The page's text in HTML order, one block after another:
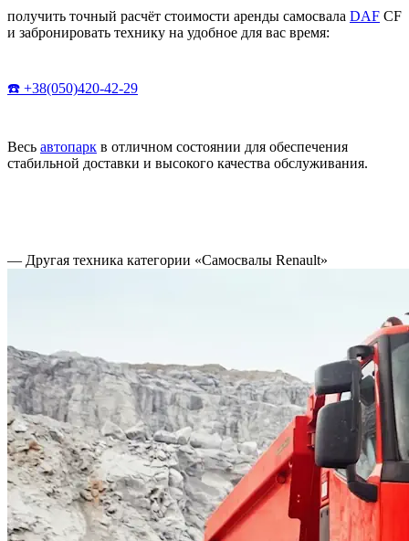
получить точный расчёт стоимости аренды самосвала DAF CF
и забронировать технику на удобное для вас время:
☎️ +38(050)420-42-29
Весь автопарк в отличном состоянии для обеспечения
стабильной доставки и высокого качества обслуживания.
— Другая техника категории «Самосвалы Renault»